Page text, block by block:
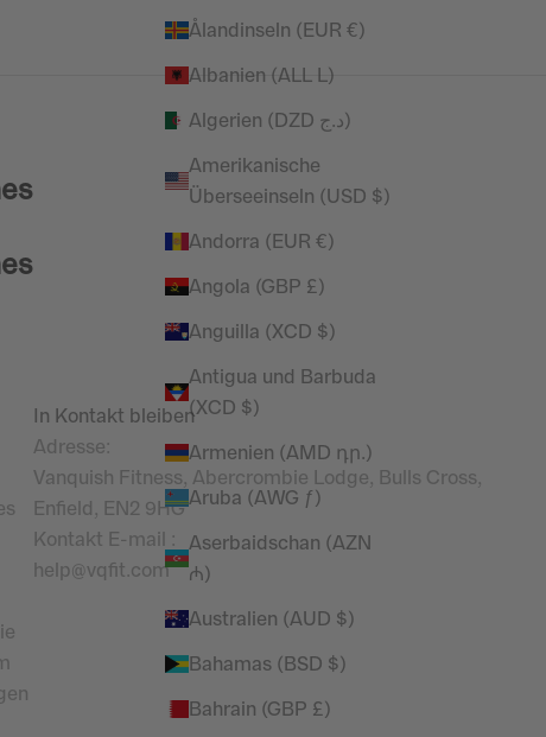
Ålandinseln (EUR €)
Albanien (ALL L)
Algerien (DZD د.ج)
Amerikanische
Überseeinseln (USD $)
Andorra (EUR €)
Angola (GBP £)
Anguilla (XCD $)
Antigua und Barbuda
(XCD $)
Armenien (AMD դր.)
Aruba (AWG ƒ)
Aserbaidschan (AZN
₼)
Australien (AUD $)
Bahamas (BSD $)
Bahrain (GBP £)
In Kontakt bleiben
Adresse:
Vanquish Fitness, Abercrombie Lodge, Bulls Cross,
Enfield, EN2 9HG
Kontakt E-mail
:
help@vqfit.com